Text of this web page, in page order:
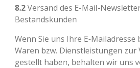
8.2Versand des E-Mail-
Bestandskunden
Wenn Sie uns Ihre E-Mailadresse
Waren bzw. Dienstleistungen
gestellt haben, behalten wir uns